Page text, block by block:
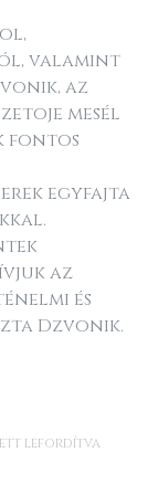
valamint
az
mesél
fontos
egyfajta
az
és
Dzvonik.
lett lefordítva